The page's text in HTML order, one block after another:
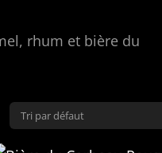
rhum et bière du